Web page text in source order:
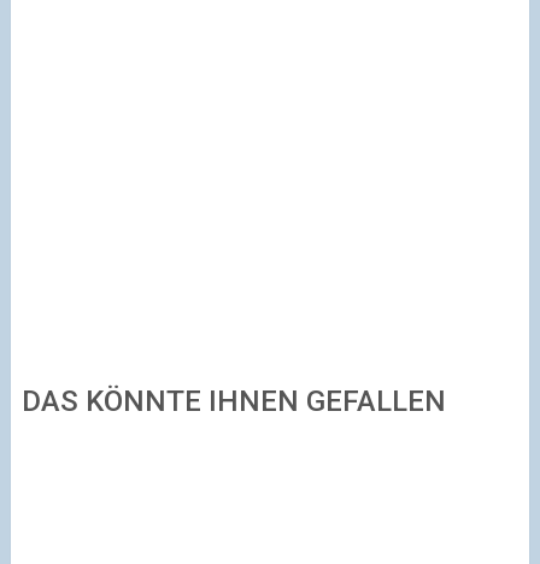
DAS KÖNNTE IHNEN GEFALLEN